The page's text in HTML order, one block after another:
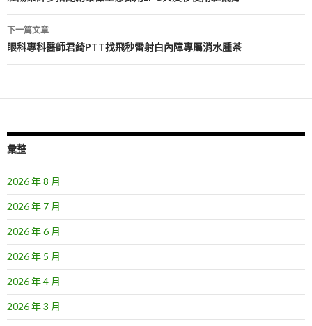
導
覽
下一篇文章
眼科專科醫師君綺PTT找飛秒雷射白內障專屬消水腫茶
彙整
2026 年 8 月
2026 年 7 月
2026 年 6 月
2026 年 5 月
2026 年 4 月
2026 年 3 月